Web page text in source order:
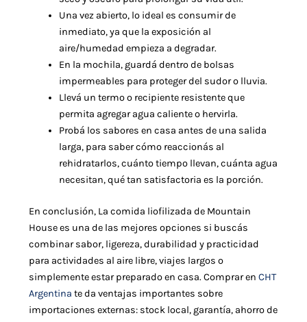
Una vez abierto, lo ideal es consumir de
inmediato, ya que la exposición al
aire/humedad empieza a degradar.
En la mochila, guardá dentro de bolsas
impermeables para proteger del sudor o lluvia.
Llevá un termo o recipiente resistente que
permita agregar agua caliente o hervirla.
Probá los sabores en casa antes de una salida
larga, para saber cómo reaccionás al
rehidratarlos, cuánto tiempo llevan, cuánta agua
necesitan, qué tan satisfactoria es la porción.
En conclusión, La comida liofilizada de Mountain
House es una de las mejores opciones si buscás
combinar sabor, ligereza, durabilidad y practicidad
para actividades al aire libre, viajes largos o
simplemente estar preparado en casa. Comprar enCHT
Argentina te da ventajas importantes sobre
importaciones externas: stock local, garantía, ahorro de